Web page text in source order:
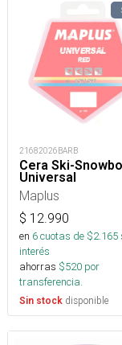
21682026BARB
Cera Ski-
Universal
Maplus
$ 12.990
en 6cuotas de $2.165
interés
ahorras $520 por
transferencia.
Sin stock disponible